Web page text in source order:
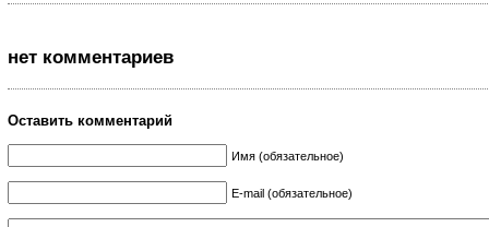
нет комментариев
Оставить комментарий
Имя (обязательное)
E-mail (обязательное)